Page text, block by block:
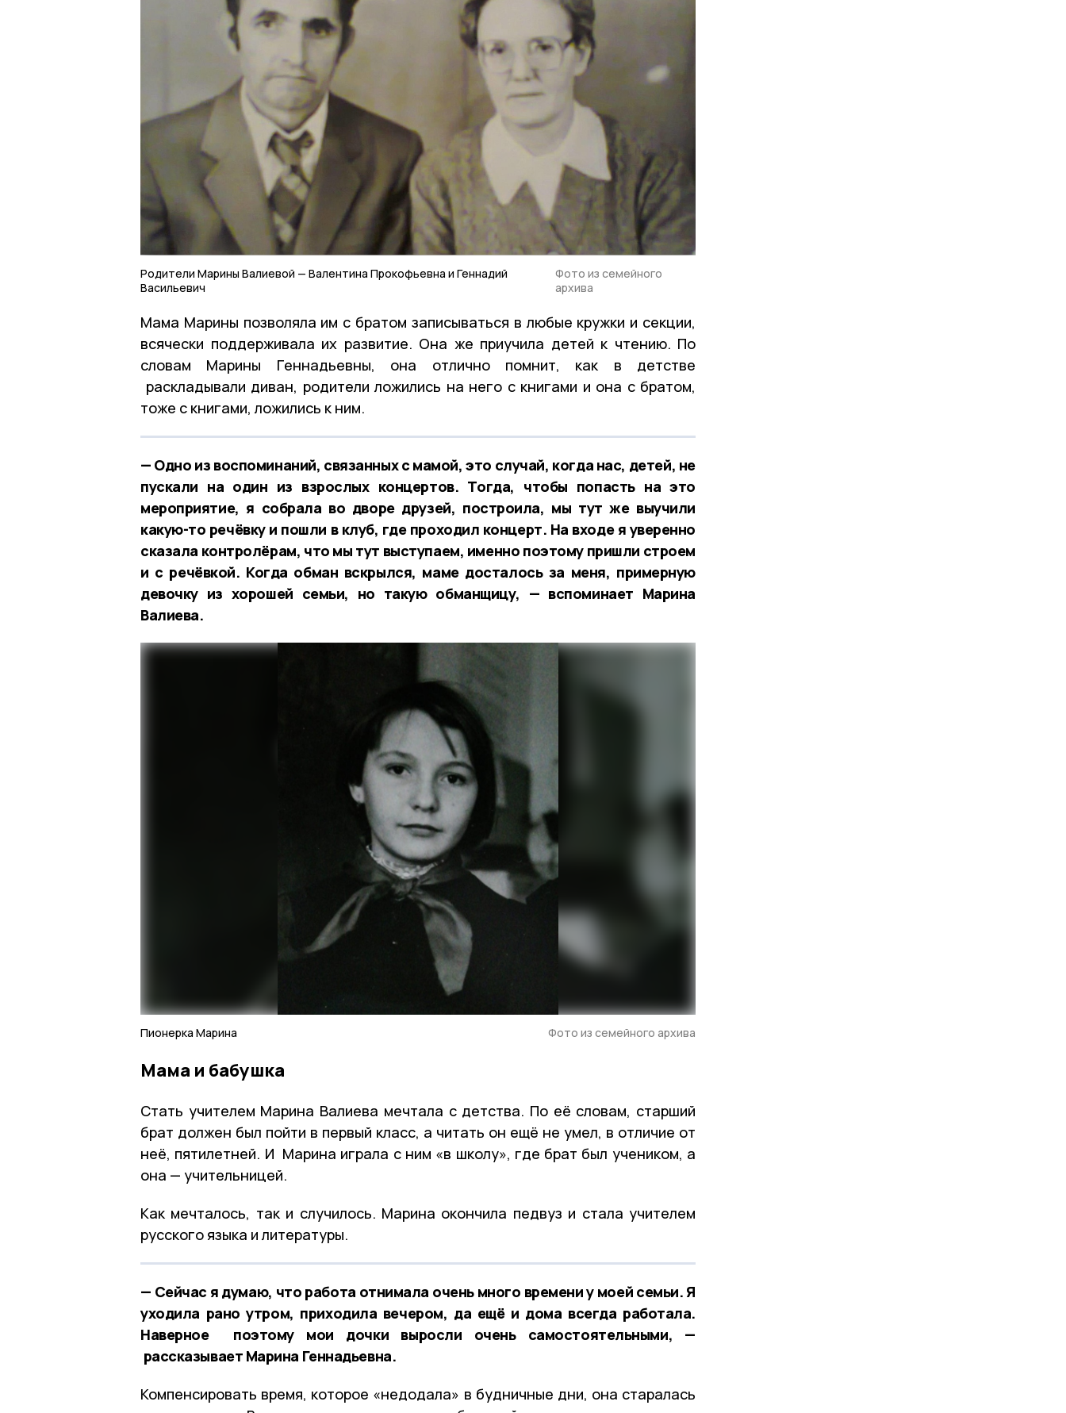
Родители Марины Валиевой — Валентина Прокофьевна и Геннадий
Васильевич
Фото из семейного
архива
Мама Марины позволяла им с братом записываться в любые кружки и секции,
всячески поддерживала их развитие. Она же приучила детей к чтению. По
словам Марины Геннадьевны, она отлично помнит, как в детстве
раскладывали диван, родители ложились на него с книгами и она с братом,
тоже с книгами, ложились к ним.
— Одно из воспоминаний, связанных с мамой, это случай, когда нас, детей, не
пускали на один из взрослых концертов. Тогда, чтобы попасть на это
мероприятие, я собрала во дворе друзей, построила, мы тут же выучили
какую-то речёвку и пошли в клуб, где проходил концерт. На входе я уверенно
сказала контролёрам, что мы тут выступаем, именно поэтому пришли строем
и с речёвкой. Когда обман вскрылся, маме досталось за меня, примерную
девочку из хорошей семьи, но такую обманщицу, — вспоминает Марина
Валиева.
Пионерка Марина Фото из семейного архива
Мама и бабушка
Стать учителем Марина Валиева мечтала с детства. По её словам, старший
брат должен был пойти в первый класс, а читать он ещё не умел, в отличие от
неё, пятилетней. И Марина играла с ним «в школу», где брат был учеником, а
она — учительницей.
Как мечталось, так и случилось. Марина окончила педвуз и стала учителем
русского языка и литературы.
— Сейчас я думаю, что работа отнимала очень много времени у моей семьи. Я
уходила рано утром, приходила вечером, да ещё и дома всегда работала.
Наверное поэтому мои дочки выросли очень самостоятельными, —
рассказывает Марина Геннадьевна.
Компенсировать время, которое «недодала» в будничные дни, она старалась